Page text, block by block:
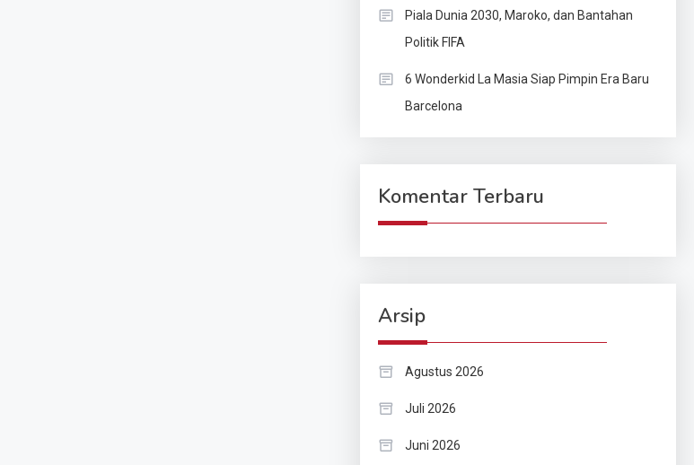
Piala Dunia 2030, Maroko, dan Bantahan
Politik FIFA
6 Wonderkid La Masia Siap Pimpin Era Baru
Barcelona
Komentar Terbaru
Arsip
Agustus 2026
Juli 2026
Juni 2026